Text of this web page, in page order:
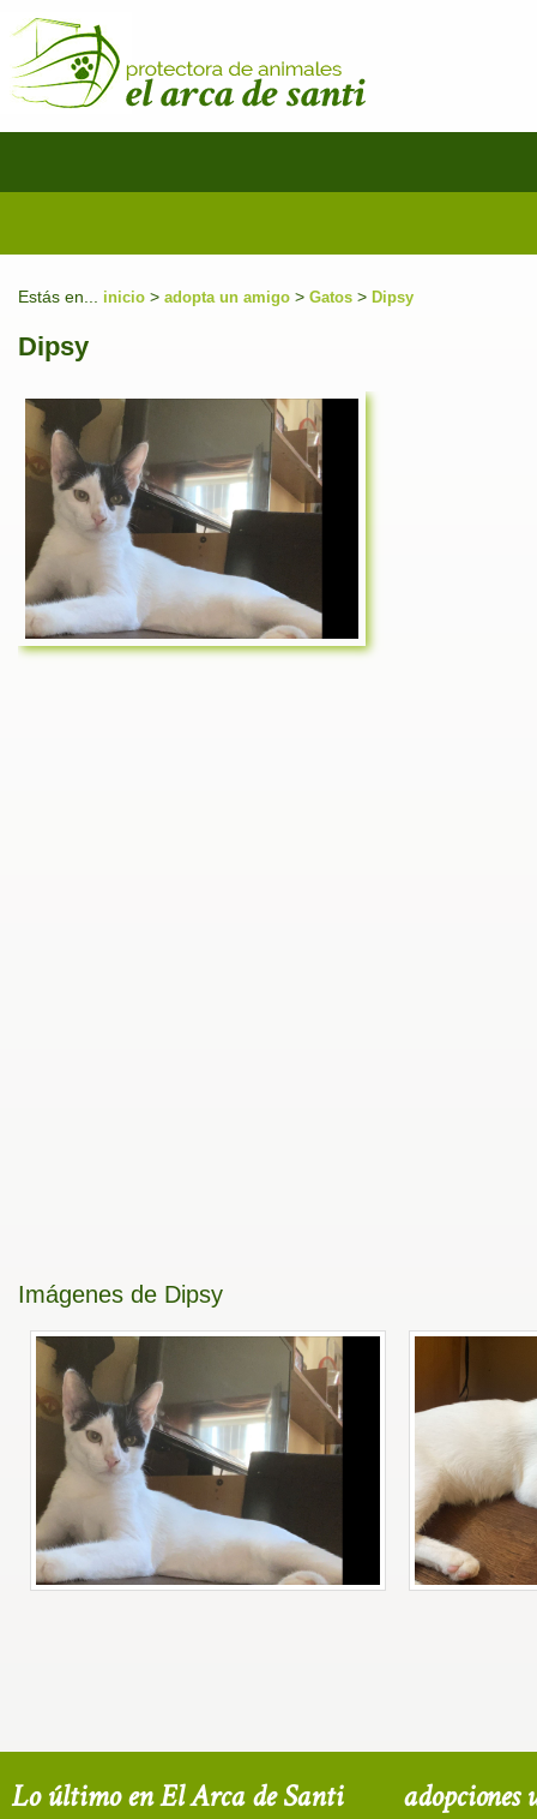
Estás en... inicio > adopta un amigo > Gatos > Dipsy
Dipsy
Imágenes de Dipsy
Lo último en El Arca de Santi adopciones